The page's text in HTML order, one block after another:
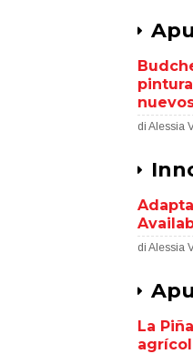
di Alessia
di Alessia
La